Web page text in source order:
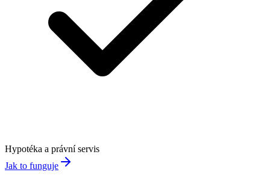
Hypotéka a právní servis
Jak to funguje